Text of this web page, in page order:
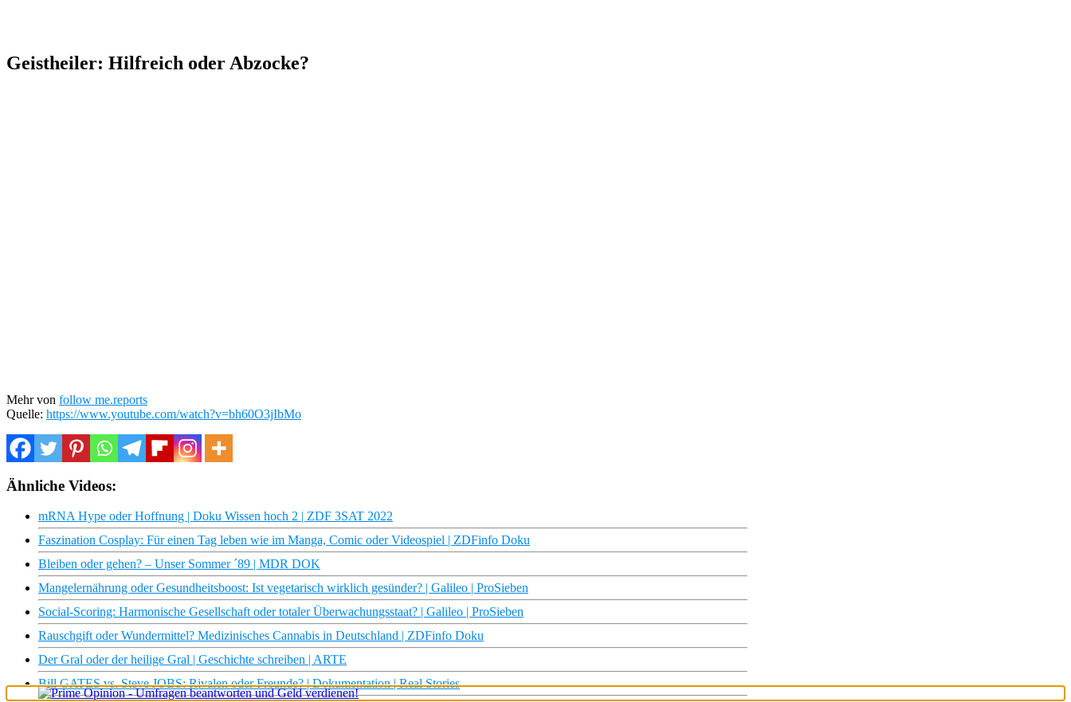
Geistheiler: Hilfreich oder Abzocke?
Mehr von follow me.reports
Quelle: https://www.youtube.com/watch?v=bh60O3jIbMo
Ähnliche Videos:
mRNA Hype oder Hoffnung | Doku Wissen hoch 2 | ZDF 3SAT 2022
Faszination Cosplay: Für einen Tag leben wie im Manga, Comic oder Videospiel | ZDFinfo Doku
Bleiben oder gehen? – Unser Sommer ´89 | MDR DOK
Mangelernährung oder Gesundheitsboost: Ist vegetarisch wirklich gesünder? | Galileo | ProSieben
Social-Scoring: Harmonische Gesellschaft oder totaler Überwachungsstaat? | Galileo | ProSieben
Rauschgift oder Wundermittel? Medizinisches Cannabis in Deutschland | ZDFinfo Doku
Der Gral oder der heilige Gral | Geschichte schreiben | ARTE
Bill GATES vs. Steve JOBS: Rivalen oder Freunde? | Dokumentation | Real Stories